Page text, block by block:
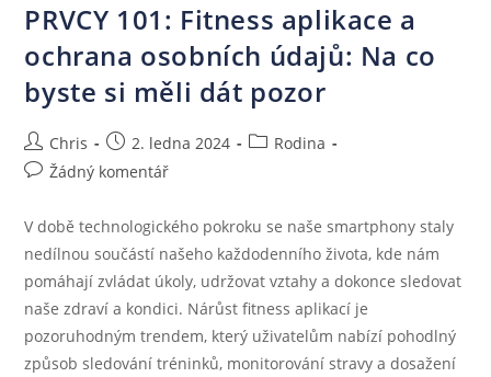
PRVCY 101: Fitness aplikace a
ochrana osobních údajů: Na co
byste si měli dát pozor
Chris 2. ledna 2024
Rodina
Žádný komentář
V době technologického pokroku se naše smartphony staly
nedílnou součástí našeho každodenního života, kde nám
pomáhají zvládat úkoly, udržovat vztahy a dokonce sledovat
naše zdraví a kondici. Nárůst fitness aplikací je
pozoruhodným trendem, který uživatelům nabízí pohodlný
způsob sledování tréninků, monitorování stravy a dosažení